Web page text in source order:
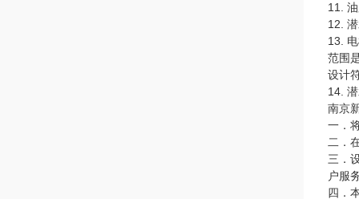
11.
12.
13.
范围
设计
14.
南京
一．
二．
三．
户服
四．